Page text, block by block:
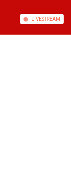
LIVESTREAM